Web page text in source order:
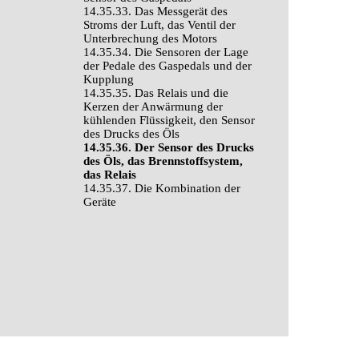
14.35.33. Das Messgerät des
Stroms der Luft, das Ventil der
Unterbrechung des Motors
14.35.34. Die Sensoren der Lage
der Pedale des Gaspedals und der
Kupplung
14.35.35. Das Relais und die
Kerzen der Anwärmung der
kühlenden Flüssigkeit, den Sensor
des Drucks des Öls
14.35.36. Der Sensor des Drucks
des Öls, das Brennstoffsystem,
das Relais
14.35.37. Die Kombination der
Geräte